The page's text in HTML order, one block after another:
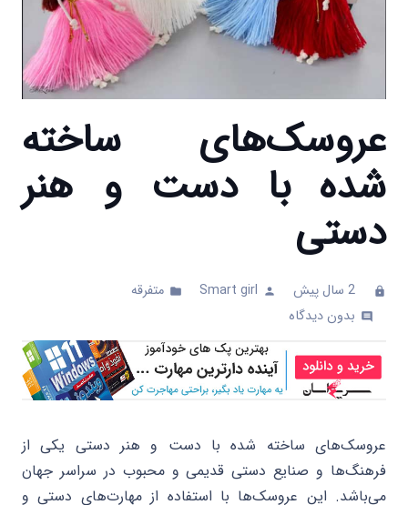
عروسک‌های ساخته
شده با دست و هنر
دستی
clock 2 سال پیش person
Smart girl
folder متفرقه
comments بدون دیدگاه
عروسک‌های ساخته شده با دست و هنر دستی یکی از
فرهنگ‌ها و صنایع دستی قدیمی و محبوب در سراسر جهان
می‌باشد. این عروسک‌ها با استفاده از مهارت‌های دستی و